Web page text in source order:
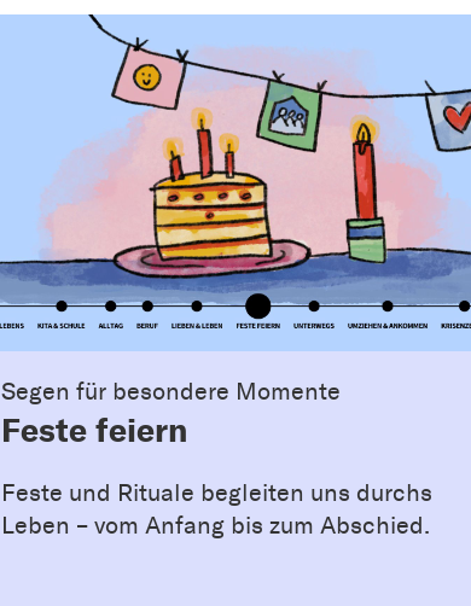
Segen für besondere Momente
Feste feiern
Feste und Rituale begleiten uns durchs
Leben – vom Anfang bis zum Abschied.